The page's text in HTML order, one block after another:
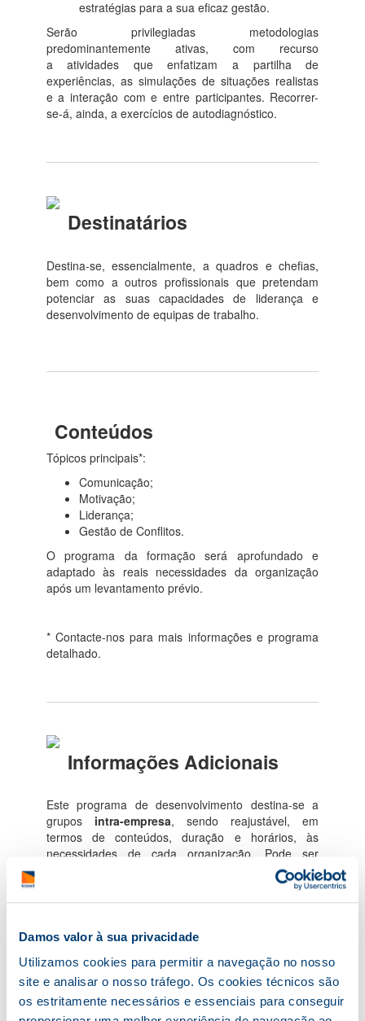
Damos valor à sua privacidade
Utilizamos cookies para permitir a navegação no nosso
site e analisar o nosso tráfego. Os cookies técnicos são
os estritamente necessários e essenciais para conseguir
estratégias para a sua eficaz gestão.
Serão privilegiadas metodologias
predominantemente ativas, com recurso
a atividades que enfatizam a partilha de
experiências, as simulações de situações realistas
e a interação com e entre participantes. Recorrer-
se-á, ainda, a exercícios de autodiagnóstico.
Destinatários
Destina-se, essencialmente, a quadros e chefias,
bem como a outros profissionais que pretendam
potenciar as suas capacidades de liderança e
desenvolvimento de equipas de trabalho.
Conteúdos
Tópicos principais*:
Comunicação;
Motivação;
Liderança;
Gestão de Conflitos.
O programa da formação será aprofundado e
adaptado às reais necessidades da organização
após um levantamento prévio.
* Contacte-nos para mais informações e programa
detalhado.
Informações Adicionais
Este programa de desenvolvimento destina-se a
grupos intra-empresa, sendo reajustável, em
termos de conteúdos, duração e horários, às
necessidades de cada organização. Pode ser
Tenho Interesse!